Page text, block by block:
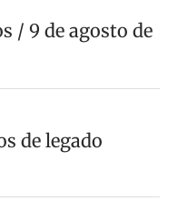
/ 9 de agosto de
de legado